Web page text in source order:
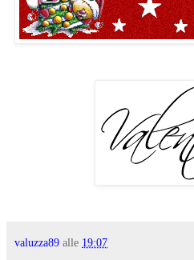
valuzza89 alle 19:07